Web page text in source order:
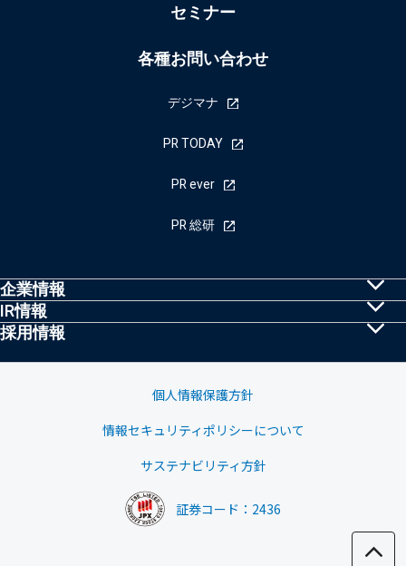
セミナー
各種お問い合わせ
デジマナ
PR TODAY
PR ever
PR 総研
企業情報
共同PRとは
IR情報
株主・投資家の皆様へ
採用情報
採用情報
個人情報保護方針
情報セキュリティポリシーについて
サステナビリティ方針
証券コード：2436